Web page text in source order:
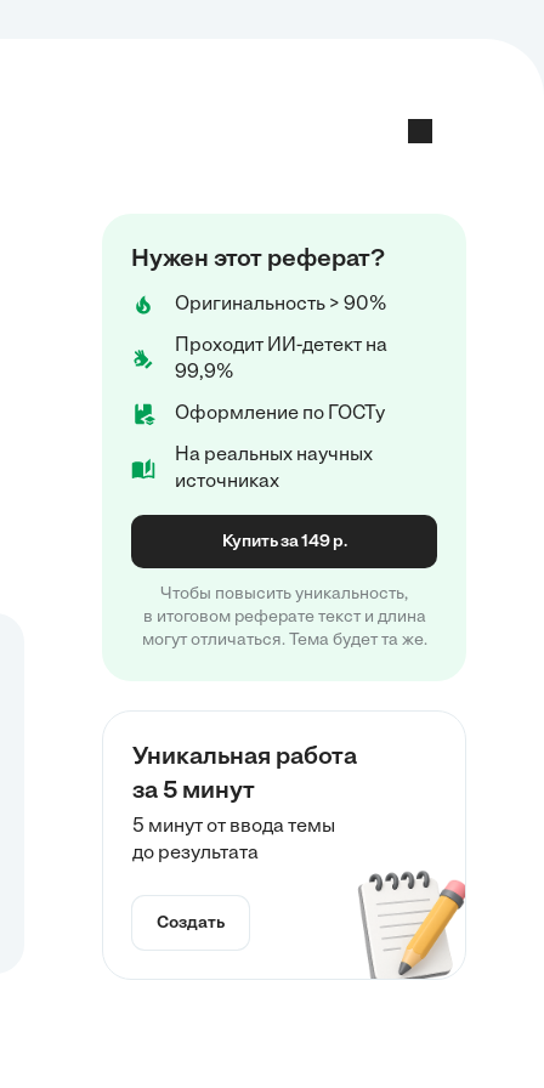
Нужен этот реферат?
Оригинальность > 90%
Проходит ИИ-детект на
99,9%
Оформление по ГОСТу
На реальных научных
источниках
Купить за 149 р.
Чтобы повысить уникальность,
в итоговом реферате текст и длина
могут отличаться. Тема будет та же.
Уникальная работа
за 5 минут
5 минут от ввода темы
до результата
Создать